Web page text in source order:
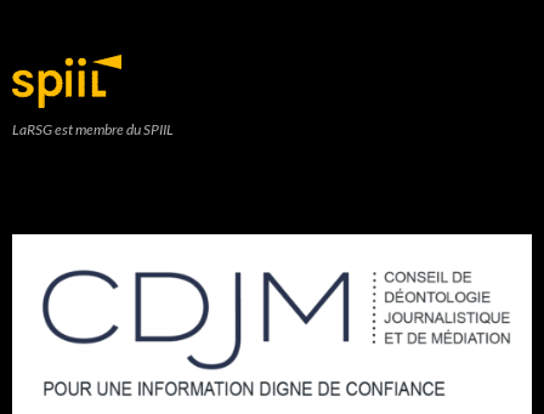
LaRSG est membre du SPIIL